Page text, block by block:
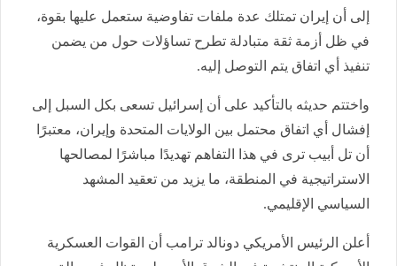
إلى أن إيران تمتلك عدة ملفات تفاوضية ستعمل عليها بقوة،
في ظل أزمة ثقة متبادلة تطرح تساؤلات حول من يضمن
تنفيذ أي اتفاق يتم التوصل إليه.
واختتم حديثه بالتأكيد على أن إسرائيل تسعى بكل السبل إلى
إفشال أي اتفاق محتمل بين الولايات المتحدة وإيران، معتبرًا
أن تل أبيب ترى في هذا التفاهم تهديدًا مباشرًا لمصالحها
الاستراتيجية في المنطقة، ما يزيد من تعقيد المشهد
السياسي الإقليمي.
أعلن الرئيس الأمريكي دونالد ترامب أن القوات العسكرية